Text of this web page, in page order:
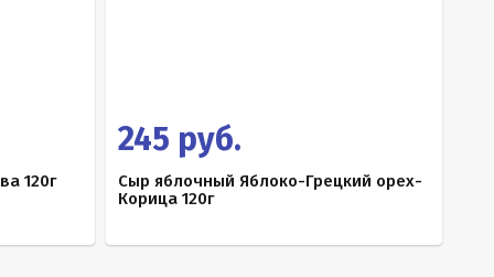
120г
245 руб.
Сыр яблочный Яблоко-Грецкий орех-
Корица 120г